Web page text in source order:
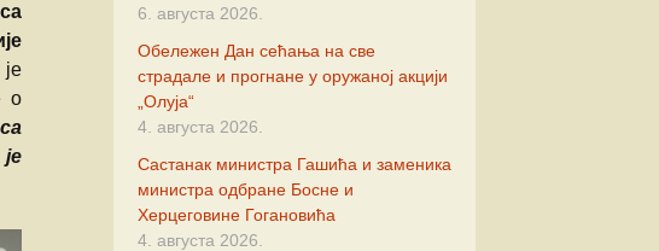
Величковић
Бига
Петровић
о
6. августа 2026.
Обележен Дан сећања на све
страдале и прогнане у оружаној акцији
„Олуја“
4. августа 2026.
Састанак министра Гашића и заменика
министра одбране Босне и
Херцеговине Гогановића
4. августа 2026.